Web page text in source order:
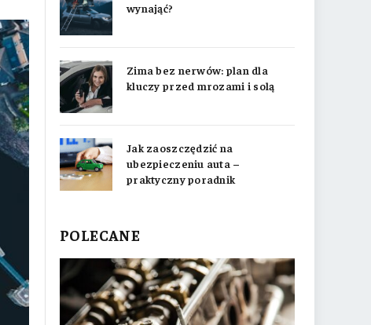
wynająć?
Zima bez nerwów: plan dla
kluczy przed mrozami i solą
Jak zaoszczędzić na
ubezpieczeniu auta –
praktyczny poradnik
POLECANE